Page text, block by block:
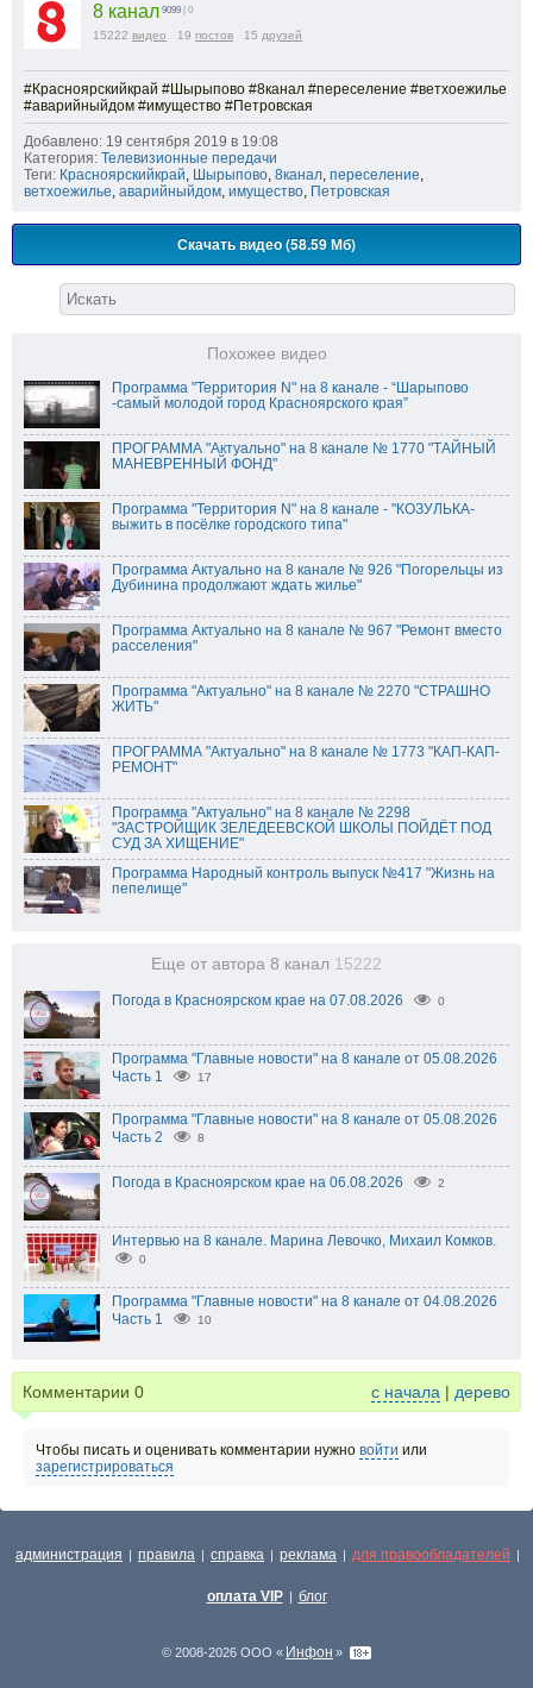
8 канал 9099 | 0
15222 видео 19 постов 15 друзей
#Красноярскийкрай #Шырыпово #8канал #переселение #ветхоежилье
#аварийныйдом #имущество #Петровская
Добавлено: 19 сентября 2019 в 19:08
Категория: Телевизионные передачи
Теги: Красноярскийкрай, Шырыпово, 8канал, переселение,
ветхоежилье, аварийныйдом, имущество, Петровская
Скачать видео (58.59 Мб)
Похожее видео
Программа "Территория N" на 8 канале - “Шарыпово
-самый молодой город Красноярского края”
ПРОГРАММА "Актуально" на 8 канале № 1770 "ТАЙНЫЙ
МАНЕВРЕННЫЙ ФОНД"
Программа "Территория N" на 8 канале - "КОЗУЛЬКА-
выжить в посёлке городского типа"
Программа Актуально на 8 канале № 926 "Погорельцы из
Дубинина продолжают ждать жилье"
Программа Актуально на 8 канале № 967 "Ремонт вместо
расселения"
Программа "Актуально" на 8 канале № 2270 "СТРАШНО
ЖИТЬ"
ПРОГРАММА "Актуально" на 8 канале № 1773 "КАП-КАП-
РЕМОНТ"
Программа "Актуально" на 8 канале № 2298
"ЗАСТРОЙЩИК ЗЕЛЕДЕЕВСКОЙ ШКОЛЫ ПОЙДЁТ ПОД
СУД ЗА ХИЩЕНИЕ"
Программа Народный контроль выпуск №417 "Жизнь на
пепелище"
Еще от автора 8 канал 15222
Погода в Красноярском крае на 07.08.2026 0
Программа "Главные новости" на 8 канале от 05.08.2026
Часть 1
17
Программа "Главные новости" на 8 канале от 05.08.2026
Часть 2
8
Погода в Красноярском крае на 06.08.2026 2
Интервью на 8 канале. Марина Левочко, Михаил Комков.
0
Программа "Главные новости" на 8 канале от 04.08.2026
Часть 1
10
Комментарии 0 с начала | дерево
Чтобы писать и оценивать комментарии нужно войти или
зарегистрироваться
администрация | правила | справка | реклама | для правообладателей |
оплата VIP | блог
© 2008-2026 ООО « Инфон »